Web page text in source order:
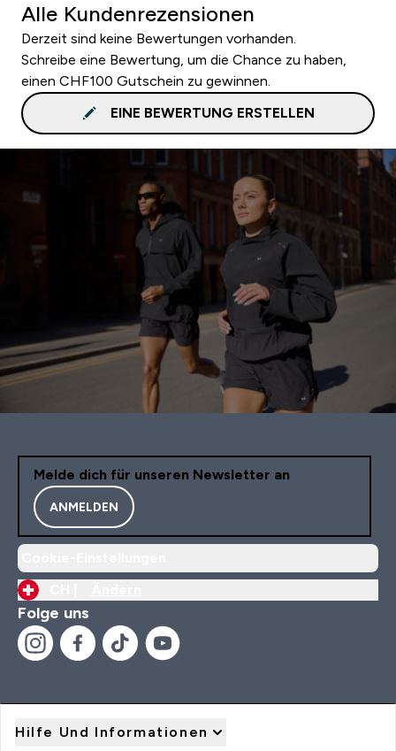
Alle Kundenrezensionen
Derzeit sind keine Bewertungen vorhanden.
Schreibe eine Bewertung, um die Chance zu haben,
einen CHF100 Gutschein zu gewinnen.
EINE BEWERTUNG ERSTELLEN
Melde dich für unseren Newsletter an
ANMELDEN
Folge uns
Hilfe Und Informationen